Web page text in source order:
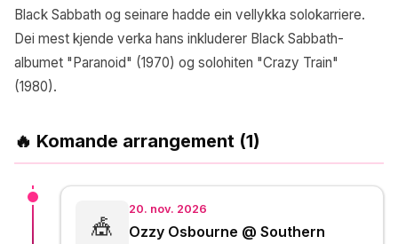
Black Sabbath og seinare hadde ein vellykka solokarriere.
Dei mest kjende verka hans inkluderer Black Sabbath-
albumet "Paranoid" (1970) og solohiten "Crazy Train"
(1980).
🔥 Komande arrangement (1)
🎪
20. nov. 2026
Ozzy Osbourne @ Southern